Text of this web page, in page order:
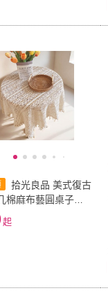
拾光良品 美式復古
棉麻布藝圓桌子方
風桌布蕾絲防塵蓋
起